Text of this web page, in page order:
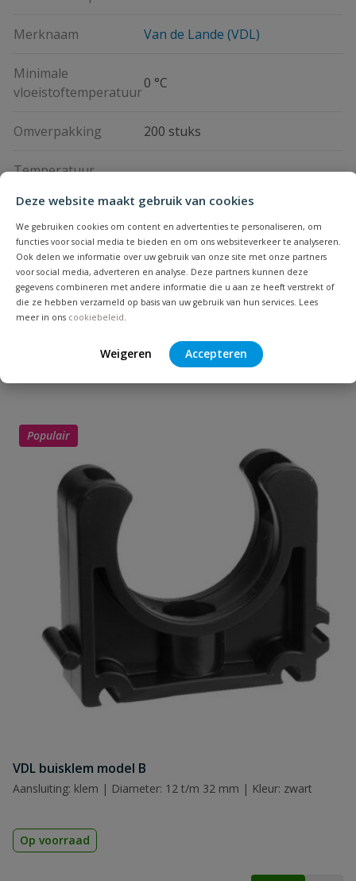
Deze website maakt gebruik van cookies
We gebruiken cookies om content en advertenties te personaliseren, om
functies voor social media te bieden en om ons websiteverkeer te analyseren.
Ook delen we informatie over uw gebruik van onze site met onze partners
voor social media, adverteren en analyse. Deze partners kunnen deze
gegevens combineren met andere informatie die u aan ze heeft verstrekt of
die ze hebben verzameld op basis van uw gebruik van hun services. Lees
meer in ons cookiebeleid
Weigeren Accepteren
Merknaam Van de Lande (VDL)
Minimale
vloeistoftemperatuur
0 °C
Omverpakking 200 stuks
Temperatuur
Vraag en antwoord
Geen vragen
dit product?
Beoordelingen
Schrijf zelf een beoordeling
Je beoordeelt:VDL tyleenkoppeling 20 mm x 1/2''
Uw waardering:
Samenvatting
Beoordeling
Beoordeling versturen
Bijpassende producten
Populair
VDL buisklem model B
Aansluiting: klem | Diameter: 12 t/m 32 mm | Kleur: zwart
Op voorraad